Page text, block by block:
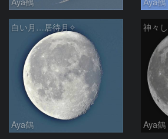
白い月…居待月✧
Aya鶴
神々
Aya鶴